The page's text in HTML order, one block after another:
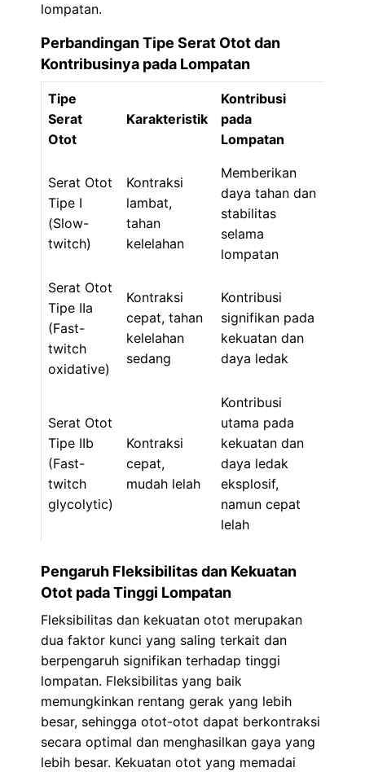
lompatan.
Perbandingan Tipe Serat Otot dan
Kontribusinya pada Lompatan
Tipe
Serat
Otot
Karakteristik
Kontribusi
pada
Lompatan
Serat Otot
Tipe I
(Slow-
twitch)
Kontraksi
lambat,
tahan
kelelahan
Memberikan
daya tahan dan
stabilitas
selama
lompatan
Serat Otot
Tipe IIa
(Fast-
twitch
oxidative)
Kontraksi
cepat, tahan
kelelahan
sedang
Kontribusi
signifikan pada
kekuatan dan
daya ledak
Serat Otot
Tipe IIb
(Fast-
twitch
glycolytic)
Kontraksi
cepat,
mudah lelah
Kontribusi
utama pada
kekuatan dan
daya ledak
eksplosif,
namun cepat
lelah
Pengaruh Fleksibilitas dan Kekuatan
Otot pada Tinggi Lompatan
Fleksibilitas dan kekuatan otot merupakan
dua faktor kunci yang saling terkait dan
berpengaruh signifikan terhadap tinggi
lompatan. Fleksibilitas yang baik
memungkinkan rentang gerak yang lebih
besar, sehingga otot-otot dapat berkontraksi
secara optimal dan menghasilkan gaya yang
lebih besar. Kekuatan otot yang memadai